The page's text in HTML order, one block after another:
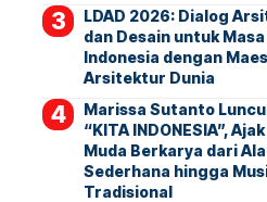
LDAD 2026: Dialog
dan Desain untuk
Indonesia dengan
Arsitektur Dunia
Marissa Sutanto
“KITA INDONESIA”,
Muda Berkarya dari
Sederhana hingga
Tradisional